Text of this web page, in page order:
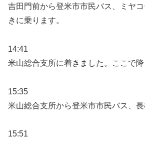
吉田門前から登米市市民バス、ミヤ
きに乗ります。
14:41
米山総合支所に着きました。ここで降
15:35
米山総合支所から登米市市民バス、長
15:51